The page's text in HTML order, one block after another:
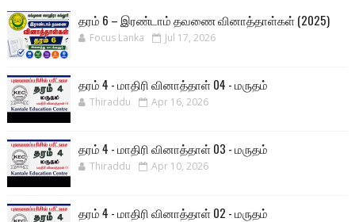
தரம் 6 – இரண்டாம் தவணை வினாத்தாள்கள் (2025)
Focus Lanka Jul 17, 2026
தரம் 4 - மாதிரி வினாத்தாள் 04 - மருதம்
Thiraddu Apr 16, 2026
தரம் 4 - மாதிரி வினாத்தாள் 03 - மருதம்
Thiraddu Apr 10, 2026
தரம் 4 - மாதிரி வினாத்தாள் 02 - மருதம்